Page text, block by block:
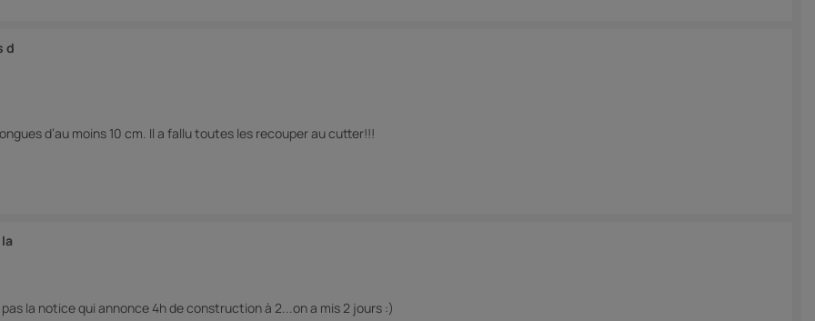
d
d’au moins 10 cm. Il a fallu toutes les recouper au cutter!!!
la notice qui annonce 4h de construction à 2...on a mis 2 jours :)